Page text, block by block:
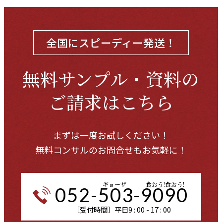
全国にスピーディー発送！
無料サンプル・資料の
ご請求はこちら
まずは一度お試しください！
無料コンサルのお問合せもお気軽に！
ギョーザ 食おう!食おう!
052-503-9090
［受付時間］平日9 : 00 - 17 : 00